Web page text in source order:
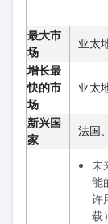
最大市
场
亚太
增长最
快的市
场
亚太
新兴国
家
法国
未
能
许
载